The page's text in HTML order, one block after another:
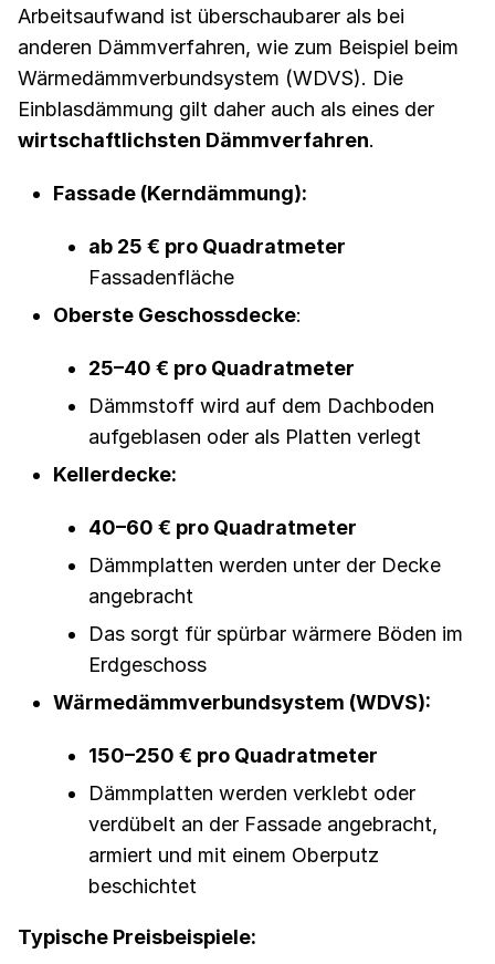
Arbeitsaufwand ist überschaubarer als bei
anderen Dämmverfahren, wie zum Beispiel beim
Wärmedämmverbundsystem (WDVS). Die
Einblasdämmung gilt daher auch als eines der
wirtschaftlichsten Dämmverfahren.
Fassade (Kerndämmung):
ab 25 € pro Quadratmeter
Fassadenfläche
Oberste Geschossdecke:
25–40 € pro Quadratmeter
Dämmstoff wird auf dem Dachboden
aufgeblasen oder als Platten verlegt
Kellerdecke:
40–60 € pro Quadratmeter
Dämmplatten werden unter der Decke
angebracht
Das sorgt für spürbar wärmere Böden im
Erdgeschoss
Wärmedämmverbundsystem (WDVS):
150–250 € pro Quadratmeter
Dämmplatten werden verklebt oder
verdübelt an der Fassade angebracht,
armiert und mit einem Oberputz
beschichtet
Typische Preisbeispiele: